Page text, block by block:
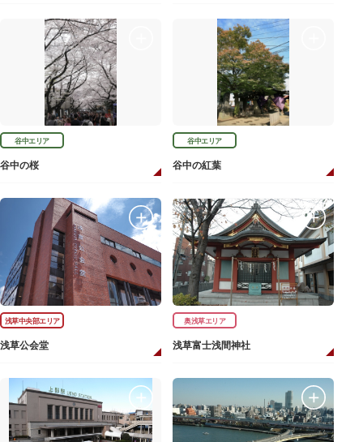
谷中エリア
谷中の桜
谷中エリア
谷中の紅葉
浅草中央部エリア
浅草公会堂
奥浅草エリア
浅草富士浅間神社